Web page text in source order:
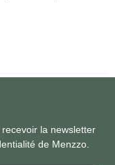
la newsletter
de Menzzo.